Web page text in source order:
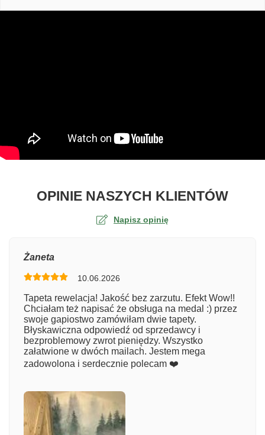
OPINIE NASZYCH KLIENTÓWO
Napisz opinię
Numer zamówienia
Imię
Żaneta
10.06.2026
Tapeta rewelacja! Jakość bez zarzutu. Efekt Wow!!
Chciałam też napisać że obsługa na medal :) przez
swoje gapiostwo zamówiłam dwie tapety.
Błyskawiczna odpowiedź od sprzedawcy i
bezproblemowy zwrot pieniędzy. Wszystko
załatwione w dwóch mailach. Jestem mega
zadowolona i serdecznie polecam ❤️